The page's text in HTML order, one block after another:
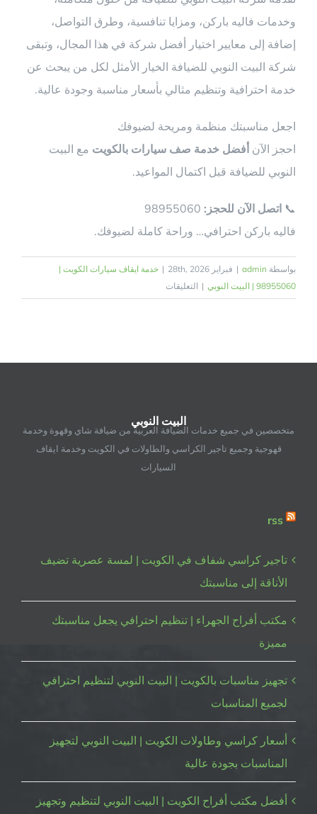
وخدمات فاليه باركن، ومزايا تنافسية، وطرق التواصل،
إضافة إلى معايير اختيار أفضل شركة في هذا المجال، وتبقى
شركة البيت النوبي للضيافة الخيار الأمثل لكل من يبحث عن
خدمة احترافية وتنظيم مثالي بأسعار مناسبة وجودة عالية.
اجعل مناسبتك منظمة ومريحة لضيوفك
احجز الآن أفضل خدمة صف سيارات بالكويت مع البيت
النوبي للضيافة قبل اكتمال المواعيد.
📞 اتصل الآن للحجز:
فاليه باركن احترافي… وراحة كاملة لضيوفك.
بواسطة admin
| فبراير 28th, 2026 | خدمة ايقاف سيارات الكويت |
98955060 | البيت النوبي
| التعليقات
خدمة
احترافي
للمناسبات
–
البيت
البيت النوبي
متخصصين في جميع خدمات الضيافة العربية من ضيافة شاي وقهوة وخدمة
قهوجية وجميع تاجير الكراسي والطاولات في الكويت وخدمة ايقاف
السيارات
rss
تاجير كراسي شفاف في الكويت | لمسة عصرية تضيف
الأناقة إلى مناسبتك
مكتب أفراح الجهراء | تنظيم احترافي يجعل مناسبتك
مميزة
تجهيز مناسبات بالكويت | البيت النوبي لتنظيم احترافي
لجميع المناسبات
أسعار كراسي وطاولات الكويت | البيت النوبي لتجهيز
المناسبات بجودة عالية
أفضل مكتب أفراح الكويت | البيت النوبي لتنظيم وتجهيز